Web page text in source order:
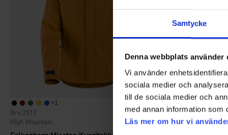
Samtycke
Denna webbplats använder
Vi använder
sociala medier och
till de sociala medier och
med annan information som
Läs mer om hur vi
+1
High Mountain
2517 Arvio: 4.4 5:sta
High Mountain
1470